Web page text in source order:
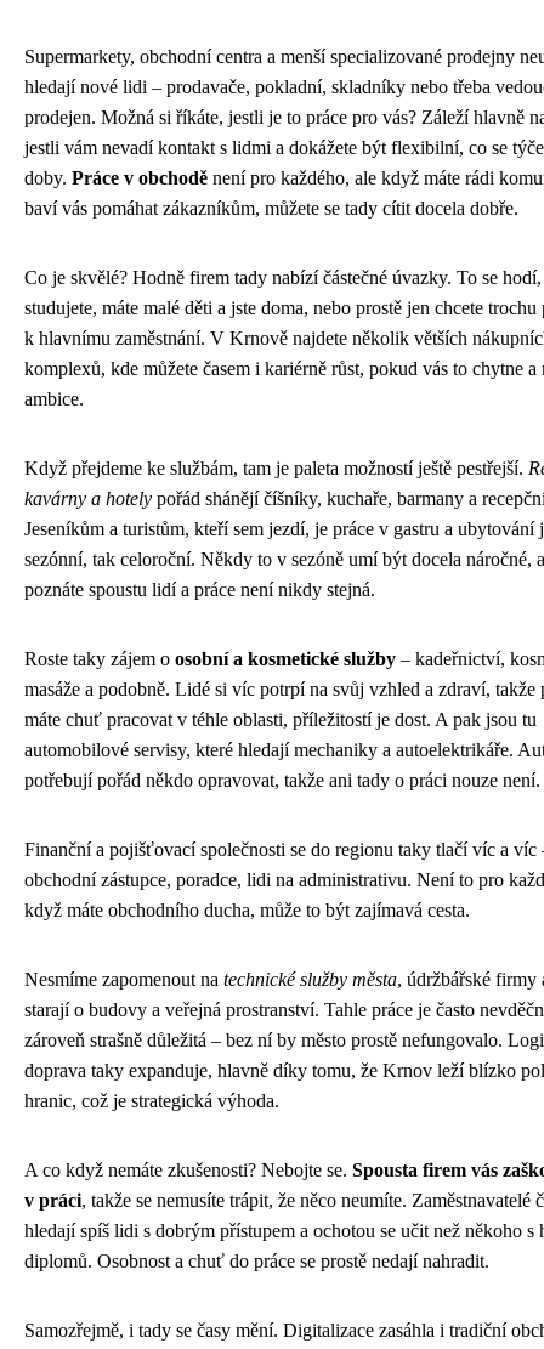
Supermarkety, obchodní centra a menší specializované prodejny
hledají nové lidi – prodavače, pokladní, skladníky nebo třeba
prodejen. Možná si říkáte, jestli je to práce pro vás? Záleží hlavně
jestli vám nevadí kontakt s lidmi a dokážete být flexibilní, co se
doby. Práce v obchodě není pro každého, ale když máte rádi
baví vás pomáhat zákazníkům, můžete se tady cítit docela dobře.
Co je skvělé? Hodně firem tady nabízí částečné úvazky. To se
studujete, máte malé děti a jste doma, nebo prostě jen chcete
k hlavnímu zaměstnání. V Krnově najdete několik větších
komplexů, kde můžete časem i kariérně růst, pokud vás to chytne a
ambice.
Když přejdeme ke službám, tam je paleta možností ještě pestřejší.
kavárny a hotely pořád shánějí číšníky, kuchaře, barmany a
Jeseníkům a turistům, kteří sem jezdí, je práce v gastru a ubytování
sezónní, tak celoroční. Někdy to v sezóně umí být docela náročné,
poznáte spoustu lidí a práce není nikdy stejná.
Roste taky zájem o osobní a kosmetické služby – kadeřnictví,
masáže a podobně. Lidé si víc potrpí na svůj vzhled a zdraví, takže
máte chuť pracovat v téhle oblasti, příležitostí je dost. A pak jsou tu
automobilové servisy, které hledají mechaniky a autoelektrikáře.
potřebují pořád někdo opravovat, takže ani tady o práci nouze není.
Finanční a pojišťovací společnosti se do regionu taky tlačí víc a víc
obchodní zástupce, poradce, lidi na administrativu. Není to pro
když máte obchodního ducha, může to být zajímavá cesta.
Nesmíme zapomenout na technické služby města, údržbářské firmy
starají o budovy a veřejná prostranství. Tahle práce je často
zároveň strašně důležitá – bez ní by město prostě nefungovalo.
doprava taky expanduje, hlavně díky tomu, že Krnov leží blízko
hranic, což je strategická výhoda.
A co když nemáte zkušenosti? Nebojte se. Spousta firem vás
v práci, takže se nemusíte trápit, že něco neumíte. Zaměstnavatelé
hledají spíš lidi s dobrým přístupem a ochotou se učit než někoho s
diplomů. Osobnost a chuť do práce se prostě nedají nahradit.
Samozřejmě, i tady se časy mění. Digitalizace zasáhla i tradiční